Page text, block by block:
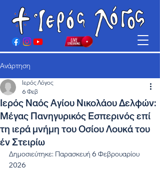
Ανάρτηση
Ιερός Ναός Αγίου Νικολάου Δελφών:
Μέγας Πανηγυρικός Εσπερινός επί
τη ιερά μνήμη του Οσίου Λουκά του
έν Στειρίω
Ιερός Λόγος
6 Φεβ
Δημοσιεύτηκε: Παρασκευή 6 Φεβρουαρίου
2026